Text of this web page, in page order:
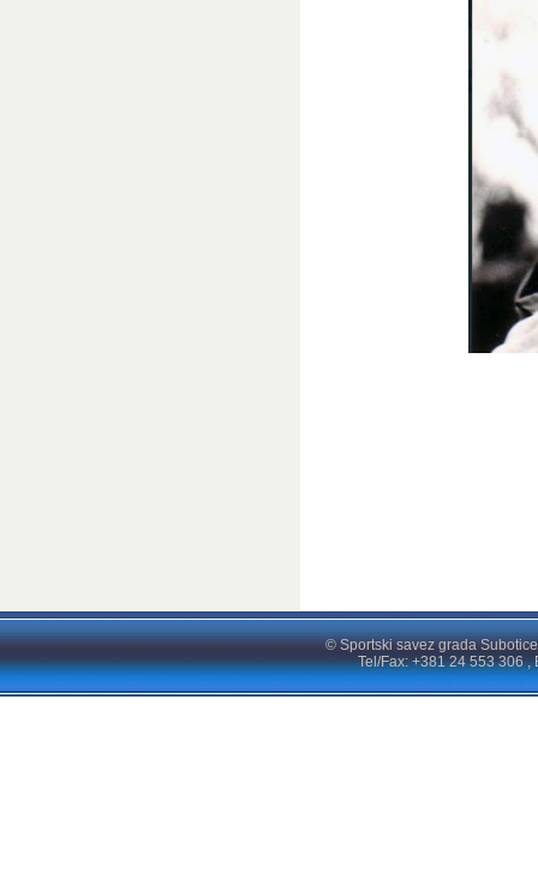
© Sportski savez grada
Tel/Fax: +381 24 553 306 ,